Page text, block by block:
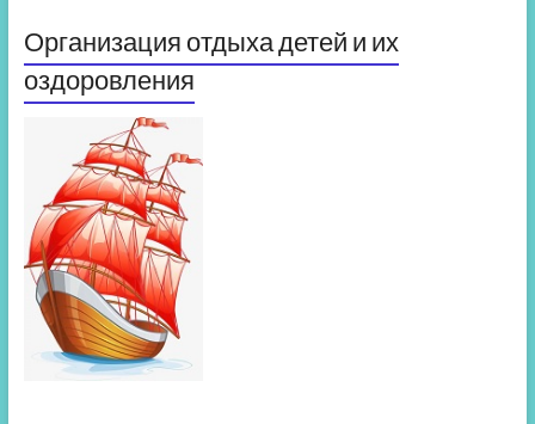
Организация отдыха детей и их
оздоровления